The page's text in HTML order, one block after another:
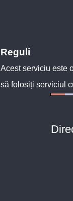
Reguli
Acest serviciu este
să folosiți serviciul